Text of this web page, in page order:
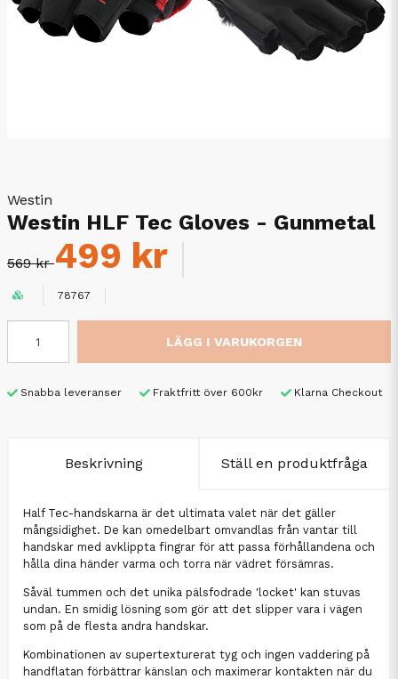
Westin
Westin HLF Tec Gloves - Gunmetal
569 kr499 kr
78767
LÄGG I VARUKORGEN
Snabba leveranser Fraktfritt över 600kr Klarna Checkout
Beskrivning Ställ en produktfråga
Half Tec-handskarna är det ultimata valet när det gäller
mångsidighet. De kan omedelbart omvandlas från vantar till
handskar med avklippta fingrar för att passa förhållandena och
hålla dina händer varma och torra när vädret försämras.
Såväl tummen och det unika pälsfodrade 'locket' kan stuvas
undan. En smidig lösning som gör att det slipper vara i vägen
som på de flesta andra handskar.
Kombinationen av supertexturerat tyg och ingen vaddering på
handflatan förbättrar känslan och maximerar kontakten när du